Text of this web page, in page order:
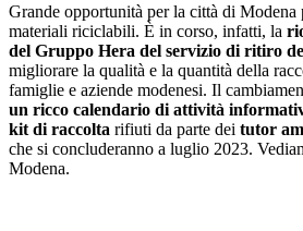
Grande opportunità per la città di Modena
materiali riciclabili. È in corso, infatti, la
del Gruppo Hera del servizio di ritiro
migliorare la qualità e la quantità della
famiglie e aziende modenesi. Il
un ricco calendario di attività
kit di raccolta rifiuti da parte dei tutor
che si concluderanno a luglio 2023.
Modena.